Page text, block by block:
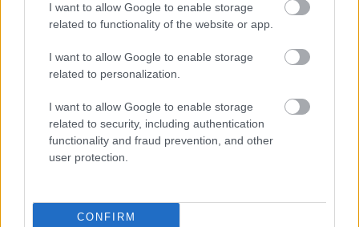
I want to allow Google to enable storage
related to functionality of the website or app.
I want to allow Google to enable storage
related to personalization.
I want to allow Google to enable storage
related to security, including authentication
functionality and fraud prevention, and other
user protection.
CONFIRM
Aκολουθήστε μας
παντού…